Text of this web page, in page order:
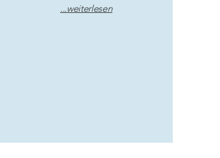
...weiterlesen